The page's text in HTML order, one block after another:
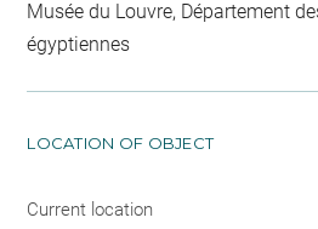
Musée du Louvre, Département
égyptiennes
LOCATION OF OBJECT
Current location